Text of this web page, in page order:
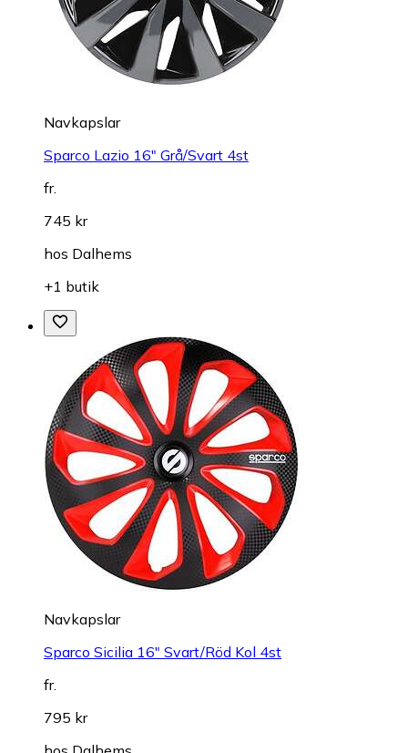
Navkapslar
Sparco Lazio 16" Grå/Svart 4st
fr.
745 kr
hos Dalhems
+1 butik
Navkapslar
Sparco Sicilia 16" Svart/Röd Kol 4st
fr.
795 kr